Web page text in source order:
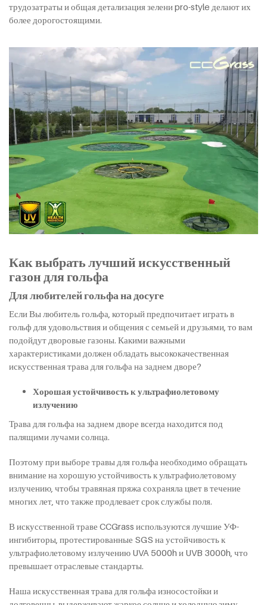
трудозатраты и общая детализация зелени pro-style делают их
более дорогостоящими.
Как выбрать лучший искусственный
газон для гольфа
Для любителей гольфа на досуге
Если Вы любитель гольфа, который предпочитает играть в
гольф для удовольствия и общения с семьей и друзьями, то вам
подойдут дворовые газоны. Какими важными
характеристиками должен обладать высококачественная
искусственная трава для гольфа на заднем дворе?
Хорошая устойчивость к ультрафиолетовому
излучению
Трава для гольфа на заднем дворе всегда находится под
палящими лучами солнца.
Поэтому при выборе травы для гольфа необходимо обращать
внимание на хорошую устойчивость к ультрафиолетовому
излучению, чтобы травяная пряжа сохраняла цвет в течение
многих лет, что также продлевает срок службы поля.
В искусственной траве CCGrass используются лучшие УФ-
ингибиторы, протестированные SGS на устойчивость к
ультрафиолетовому излучению UVA 5000h и UVB 3000h, что
превышает отраслевые стандарты.
Наша искусственная трава для гольфа износостойки и